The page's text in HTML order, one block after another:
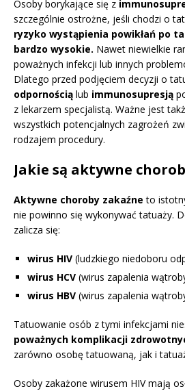
Osoby borykające się z
szczególnie ostrożne, jeśli chodzi o
ryzyko wystąpienia powikłań po
bardzo wysokie. Nawet niewielkie
poważnych infekcji lub innych
Dlatego przed podjęciem decyzji o
odpornością lub immunosupresją
z lekarzem specjalistą. Ważne jest
wszystkich potencjalnych zagrożeń
rodzajem procedury.
Jakie są aktywne
Aktywne choroby zakaźne to
nie powinno się wykonywać tatuaży.
zalicza się:
wirus HIV (ludzkiego niedoboru
wirus HCV (wirus zapalenia
wirus HBV (wirus zapalenia
Tatuowanie osób z tymi infekcjami
poważnych komplikacji
zarówno osobę tatuowaną, jak i
Osoby zakażone wirusem HIV mają